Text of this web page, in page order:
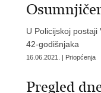
U Policijskoj
42-godišnjaka
16.06.2021. | Priopćenja
Pregled